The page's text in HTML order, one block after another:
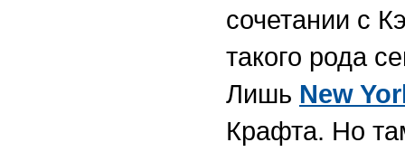
сочетании с
такого рода
Лишь New
Крафта. Но